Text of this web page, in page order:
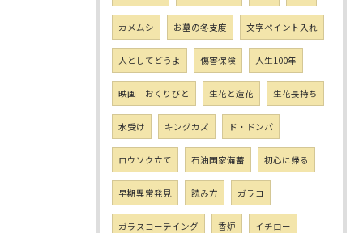
カメムシ お墓の冬支度 文字ペイント入れ
人としてどうよ 傷害保険 人生100年
映画 おくりびと 生花と造花 生花長持ち
水受け キングカズ ド・ドンパ
ロウソク立て 石油国家備蓄 初心に帰る
早期異常発見 読み方 ガラコ
ガラスコーテイング 香炉 イチロー